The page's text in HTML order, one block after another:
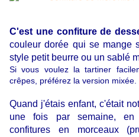
C'est une confiture de
couleur dorée qui se mange
style petit beurre ou un sablé
Si vous voulez la tartiner
crêpes, préférez la version mixée.
Quand j'étais enfant, c'était
une fois par semaine, en
confitures en morceaux